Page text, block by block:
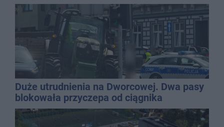
Duże utrudnienia na Dworcowej. Dwa pasy
blokowała przyczepa od ciągnika